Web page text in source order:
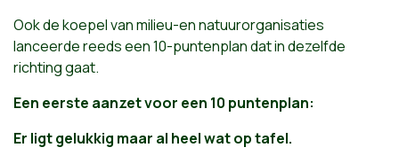
Ook de koepel van milieu-en natuurorganisaties
lanceerde reeds een 10-puntenplan dat in dezelfde
richting gaat.
Een eerste aanzet voor een 10 puntenplan:
Er ligt gelukkig maar al heel wat op tafel.